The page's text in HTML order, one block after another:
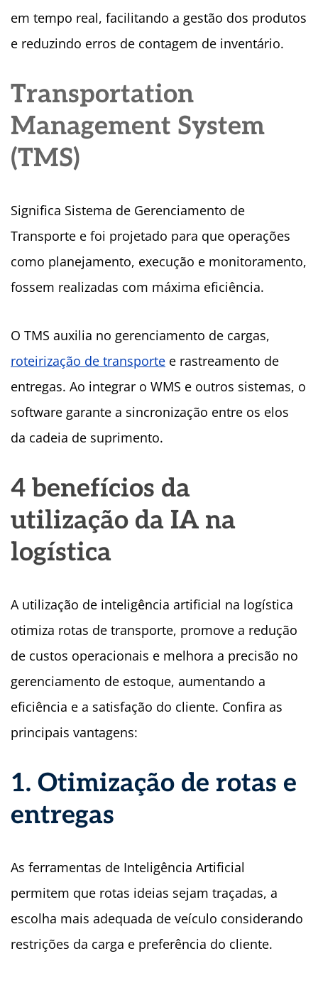
em tempo real, facilitando a gestão dos produtos
e reduzindo erros de contagem de inventário.
Transportation
Management System
(TMS)
Significa Sistema de Gerenciamento de
Transporte e foi projetado para que operações
como planejamento, execução e monitoramento,
fossem realizadas com máxima eficiência.
O TMS auxilia no gerenciamento de cargas,
roteirização de transporte e rastreamento de
entregas. Ao integrar o WMS e outros sistemas, o
software garante a sincronização entre os elos
da cadeia de suprimento.
4 benefícios da
utilização da IA na
logística
A utilização de inteligência artificial na logística
otimiza rotas de transporte, promove a redução
de custos operacionais e melhora a precisão no
gerenciamento de estoque, aumentando a
eficiência e a satisfação do cliente. Confira as
principais vantagens:
1. Otimização de rotas e
entregas
As ferramentas de Inteligência Artificial
permitem que rotas ideias sejam traçadas, a
escolha mais adequada de veículo considerando
restrições da carga e preferência do cliente.